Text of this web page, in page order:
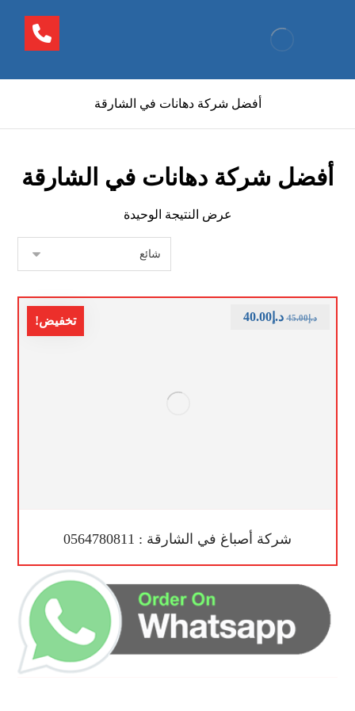
أفضل شركة دهانات في الشارقة
أفضل شركة دهانات في الشارقة
عرض النتيجة الوحيدة
تخفيض!
شركة أصباغ في الشارقة : 0564780811
د.إ45.00 د.إ40.00